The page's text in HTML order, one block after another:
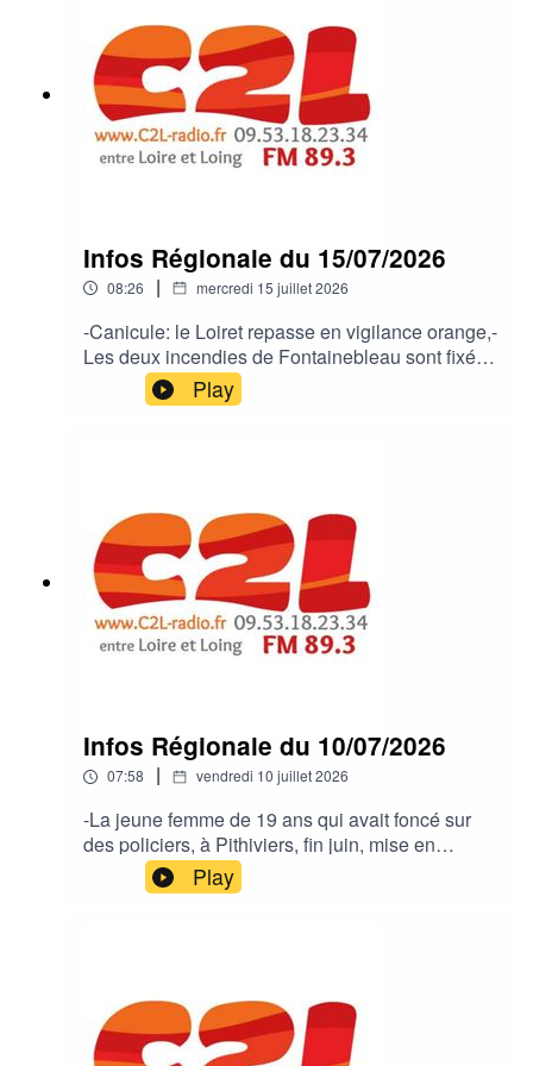
Infos Régionale du 15/07/2026
08:26 | mercredi 15 juillet 2026
-Canicule: le Loiret repasse en vigilance orange,-
Les deux incendies de Fontainebleau sont fixés,-
L'aide à mourir aujourd'hui en vote à l'assemblée
Nationale,-Une Mariannes dans la cours de la
Play
Infos Régionale du 10/07/2026
07:58 | vendredi 10 juillet 2026
-La jeune femme de 19 ans qui avait foncé sur
des policiers, à Pithiviers, fin juin, mise en
examen et incarcérée,-Olivet: plus d'un hectare
de végétation détruit par un incendie,-Nouvelle
Étangs.
Play